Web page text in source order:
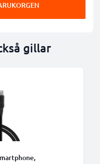
gillar